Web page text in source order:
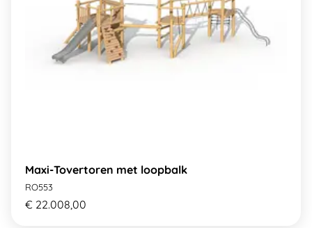
Maxi-Tovertoren met loopbalk
RO553
€ 22.008,00